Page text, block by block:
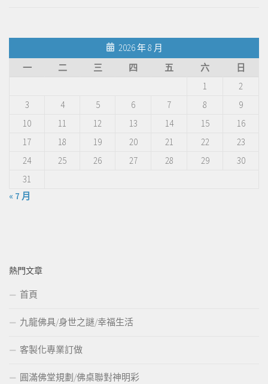
2026 年 8 月
一
二 三 四 五 六
日
1
2
3
4 5 6 7 8
9
10
11 12 13 14 15
16
17
18 19 20 21 22
23
24
25 26 27 28 29
30
31
« 7 月
熱門文章
首頁
九龍佛具/身世之謎/幸福生活
客製化專業訂做
圓滿佛堂規劃/佛桌聯對神明彩